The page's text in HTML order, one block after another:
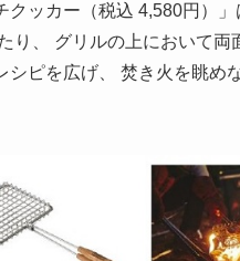
ッカー（税込 4,580円）」
り、 グリルの上において両
シピを広げ、 焚き火を眺め